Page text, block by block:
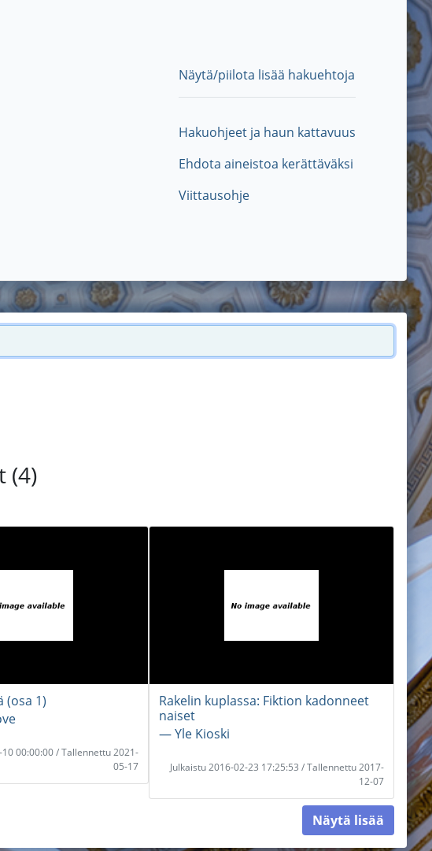
Näytä/piilota lisää hakuehtoja
Hakuohjeet ja haun kattavuus
Ehdota aineistoa kerättäväksi
Viittausohje
(4)
(osa 1)
10 00:00:00 / Tallennettu 2021-
05-17
Rakelin kuplassa: Fiktion kadonneet
naiset
― Yle Kioski
Julkaistu 2016-02-23 17:25:53 / Tallennettu 2017-
12-07
Näytä lisää